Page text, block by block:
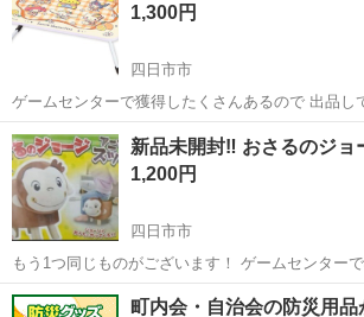
ペット...
1,300円
四日市市
ゲームセンターで獲得したくさんあるので 出品して
お値下げは考えておりません😖 アミューズメント景品の為箱のキズ凹
み、 初期不良など御理解頂ける方よろしく お願
ペット...
三重 四日市市 その他 サンリオ
新品未開封‼️ おさるのジョ
1,200円
四日市市
もう1つ同じものがございます！ ゲームセンターで獲得したくさんあ
るので 出品しております(*^^*) 今お値下げは考えておりません😖 アミ
ューズメント景品の為箱のキズ凹み、 初期不良な
三重 四日市市 その他 おさるのジョー
町内会・自治会の防災用